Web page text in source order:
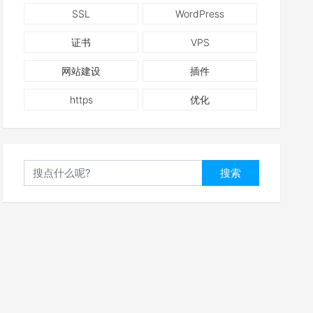
SSL WordPress
证书 VPS
网站建设 插件
https 优化
搜索